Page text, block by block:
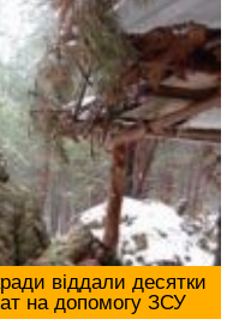
віддали десятки
на допомогу ЗСУ